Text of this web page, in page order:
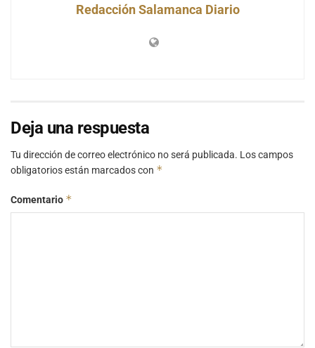
Redacción Salamanca Diario
Deja una respuesta
Tu dirección de correo electrónico no será publicada. Los campos
obligatorios están marcados con *
Comentario *